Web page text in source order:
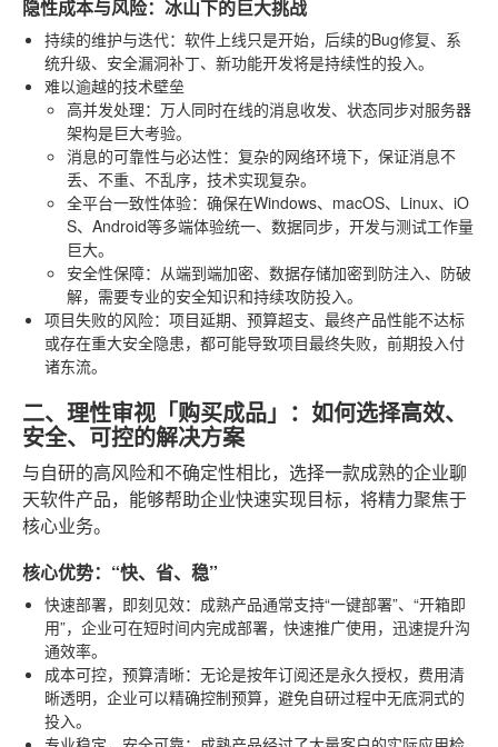
隐性成本与风险：冰山下的巨大挑战
持续的维护与迭代：软件上线只是开始，后续的Bug修复、系
统升级、安全漏洞补丁、新功能开发将是持续性的投入。
难以逾越的技术壁垒
高并发处理：万人同时在线的消息收发、状态同步对服务器
架构是巨大考验。
消息的可靠性与必达性：复杂的网络环境下，保证消息不
丢、不重、不乱序，技术实现复杂。
全平台一致性体验：确保在Windows、macOS、Linux、iO
S、Android等多端体验统一、数据同步，开发与测试工作量
巨大。
安全性保障：从端到端加密、数据存储加密到防注入、防破
解，需要专业的安全知识和持续攻防投入。
项目失败的风险：项目延期、预算超支、最终产品性能不达标
或存在重大安全隐患，都可能导致项目最终失败，前期投入付
诸东流。
二、理性审视「购买成品」：如何选择高效、
安全、可控的解决方案
与自研的高风险和不确定性相比，选择一款成熟的企业聊
天软件产品，能够帮助企业快速实现目标，将精力聚焦于
核心业务。
核心优势：“快、省、稳”
快速部署，即刻见效：成熟产品通常支持“一键部署”、“开箱即
用”，企业可在短时间内完成部署，快速推广使用，迅速提升沟
通效率。
成本可控，预算清晰：无论是按年订阅还是永久授权，费用清
晰透明，企业可以精确控制预算，避免自研过程中无底洞式的
投入。